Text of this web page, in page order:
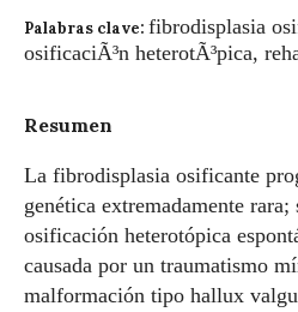
Palabras clave: fibrodisplasia
osificaciÃ³n heterotÃ³pica,
Resumen
La fibrodisplasia osificante
genética extremadamente
osificación heterotópica
causada por un traumatismo
malformación tipo hallux